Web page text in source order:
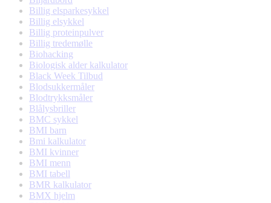
Billig elsparkesykkel
Billig elsykkel
Billig proteinpulver
Billig tredemølle
Biohacking
Biologisk alder kalkulator
Black Week Tilbud
Blodsukkermåler
Blodtrykksmåler
Blålysbriller
BMC sykkel
BMI barn
Bmi kalkulator
BMI kvinner
BMI menn
BMI tabell
BMR kalkulator
BMX hjelm